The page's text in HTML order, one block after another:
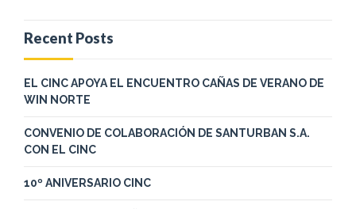
Recent Posts
EL CINC APOYA EL ENCUENTRO CAÑAS DE VERANO DE
WIN NORTE
CONVENIO DE COLABORACIÓN DE SANTURBAN S.A.
CON EL CINC
10º ANIVERSARIO CINC